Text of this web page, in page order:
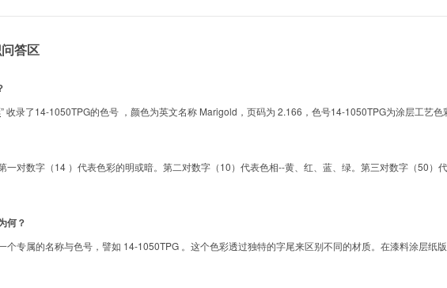
答区
” 收录了14-1050TPG的色号 ，颜色为英文名称 Marigold，页码为 2.166，色号14-1050TPG为涂层工艺色
对数字（14 ）代表色彩的明或暗。第二对数字（10）代表色相--黄、红、蓝、绿。第三对数字（50
何？
个专属的名称与色号，譬如 14-1050TPG 。这个色彩透过独特的字尾来区别不同的材质。在漆料涂层